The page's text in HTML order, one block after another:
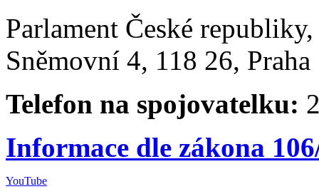
Parlament České
Sněmovní 4, 118 26,
Telefon na spojovatelku:
Informace dle zákona
YouTube